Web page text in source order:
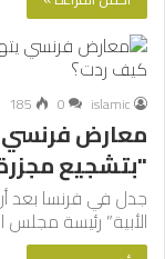
islamic
0
185
معارض فرنسي
"بتشجيع
جدل في فرنسا بعد
الأبية” رئيسة مجلس